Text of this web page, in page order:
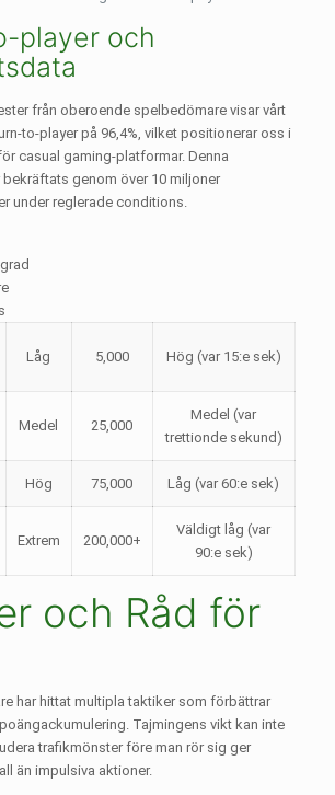
player och
från oberoende spelbedömare visar vårt
to-player på 96,4%, vilket positionerar oss i
casual gaming-platformar. Denna
genom över 10 miljoner
under reglerade conditions.
Låg 5,000 Hög (var 15:e sek)
Medel 25,000
Medel (var
trettionde sekund)
Hög 75,000 Låg (var 60:e sek)
Extrem 200,000+
Väldigt låg (var
90:e sek)
och Råd för
har hittat multipla taktiker som förbättrar
Tajmingens vikt kan inte
trafikmönster före man rör sig ger
än impulsiva aktioner.